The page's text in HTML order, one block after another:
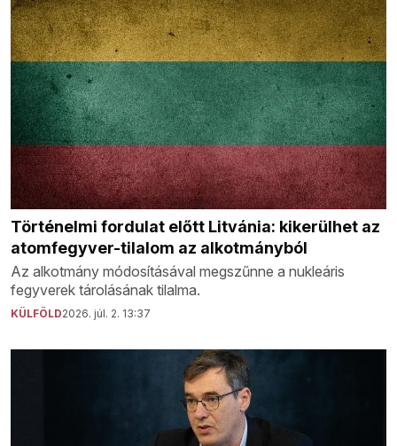
Történelmi fordulat előtt Litvánia: kikerülhet az
atomfegyver-tilalom az alkotmányból
Az alkotmány módosításával megszűnne a nukleáris
fegyverek tárolásának tilalma.
KÜLFÖLD2026. júl. 2. 13:37